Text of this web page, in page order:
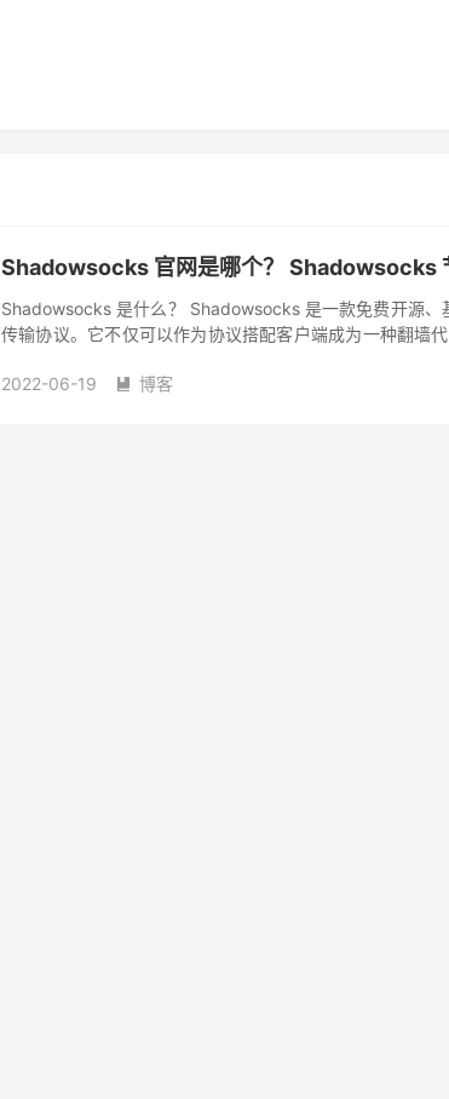
Shadowsocks 官网是哪个？ Shadowsocks
Shadowsocks 是什么？ Shadowsocks 是一款免费开源
传输协议。它不仅可以作为协议搭配客户端成为一种翻墙
2022-06-19  博客